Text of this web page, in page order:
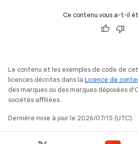
Ce contenu vous a-t-il
Le contenu et les exemples de code de
licences décrites dans la Licence de
des marques ou des marques déposées
sociétés affiliées.
Dernière mise à jour le 2026/07/15 (UTC).